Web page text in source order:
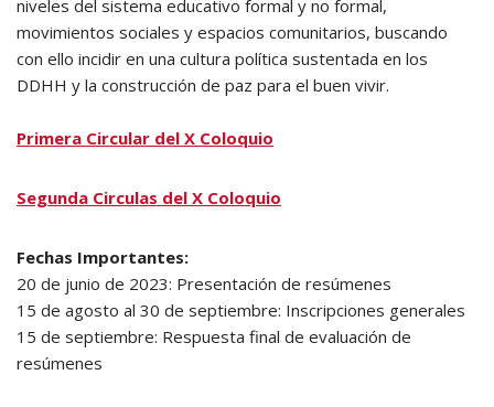
niveles del sistema educativo formal y no formal,
movimientos sociales y espacios comunitarios, buscando
con ello incidir en una cultura política sustentada en los
DDHH y la construcción de paz para el buen vivir.
Primera Circular del X Coloquio
Segunda Circulas del X Coloquio
Fechas Importantes:
20 de junio de 2023: Presentación de resúmenes
15 de agosto al 30 de septiembre: Inscripciones generales
15 de septiembre: Respuesta final de evaluación de
resúmenes